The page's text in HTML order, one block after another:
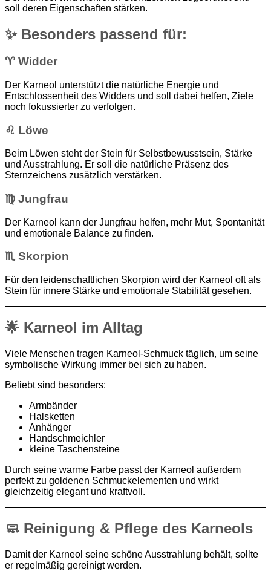
soll deren Eigenschaften stärken.
✨ Besonders passend für:
♈ Widder
Der Karneol unterstützt die natürliche Energie und
Entschlossenheit des Widders und soll dabei helfen, Ziele
noch fokussierter zu verfolgen.
♌ Löwe
Beim Löwen steht der Stein für Selbstbewusstsein, Stärke
und Ausstrahlung. Er soll die natürliche Präsenz des
Sternzeichens zusätzlich verstärken.
♍ Jungfrau
Der Karneol kann der Jungfrau helfen, mehr Mut, Spontanität
und emotionale Balance zu finden.
♏ Skorpion
Für den leidenschaftlichen Skorpion wird der Karneol oft als
Stein für innere Stärke und emotionale Stabilität gesehen.
🌟 Karneol im Alltag
Viele Menschen tragen Karneol-Schmuck täglich, um seine
symbolische Wirkung immer bei sich zu haben.
Beliebt sind besonders:
Armbänder
Halsketten
Anhänger
Handschmeichler
kleine Taschensteine
Durch seine warme Farbe passt der Karneol außerdem
perfekt zu goldenen Schmuckelementen und wirkt
gleichzeitig elegant und kraftvoll.
🧼 Reinigung & Pflege des Karneols
Damit der Karneol seine schöne Ausstrahlung behält, sollte
er regelmäßig gereinigt werden.